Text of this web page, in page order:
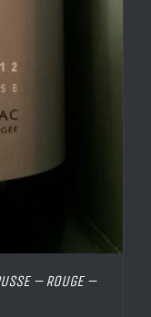
– ROUGE –